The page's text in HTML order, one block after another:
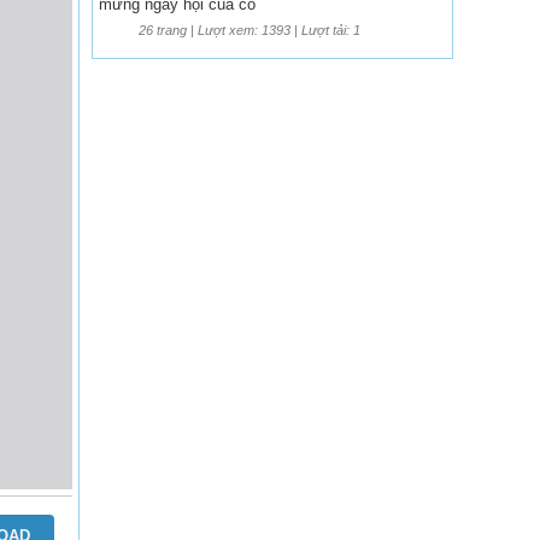
mừng ngày hội của cô
26 trang | Lượt xem: 1393 | Lượt tải: 1